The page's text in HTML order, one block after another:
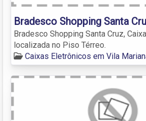
Bradesco Shopping Santa
Bradesco Shopping Santa Cruz,
localizada no Piso Térreo.
Caixas Eletrônicos em Vila